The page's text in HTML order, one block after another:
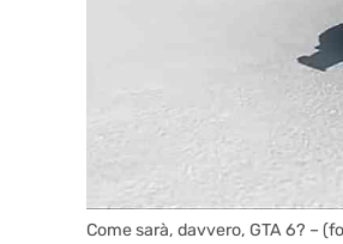
Come sarà, davvero, GTA 6? –